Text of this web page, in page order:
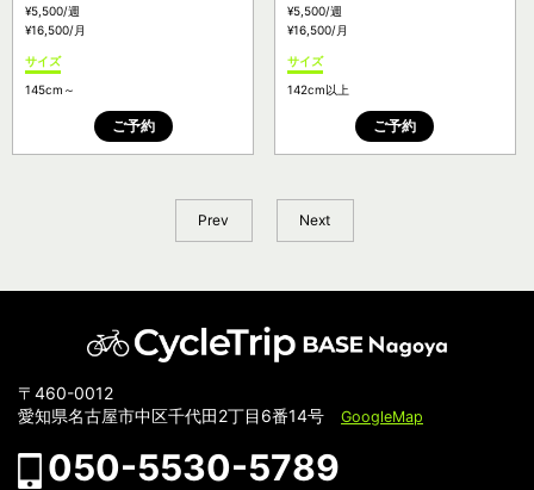
¥5,500/週
¥16,500/月
サイズ
145cm～
ご予約
¥5,500/週
¥16,500/月
サイズ
142cm以上
ご予約
Prev Next
〒460-0012
愛知県名古屋市中区千代田2丁目6番14号 GoogleMap
050-5530-5789